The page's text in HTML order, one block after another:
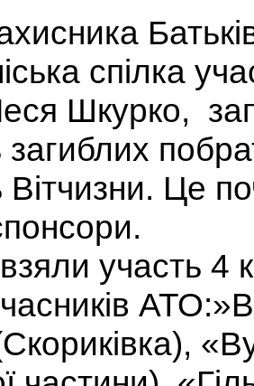
спілка
Шкурко,
загиблих
Вітчизни. Це
взяли участь